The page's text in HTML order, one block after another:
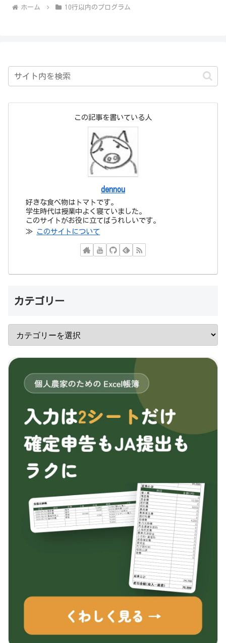
ホーム 10行以内のプログラム
この記事を書いている人
dennou
好きな食べ物はトマトです。
学生時代は授業中よく寝ていました。
このサイトがお役に立てばうれしいです。
≫ このサイトについて
カテゴリー